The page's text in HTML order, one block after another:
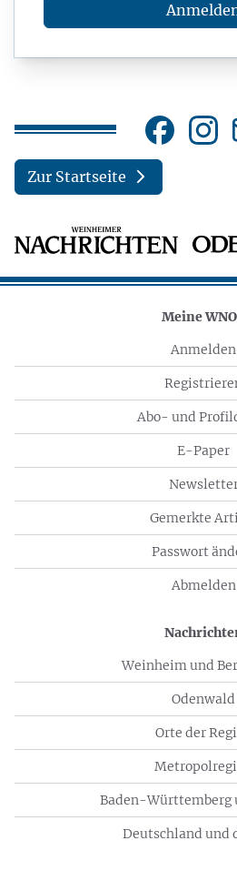
Zur Startseite
Meine
Anmelden
Abo- und
E-Paper
Gemerkte
Passwort
Abmelden
Weinheim und
Odenwald
Orte der
Baden-Württemberg
Deutschland und